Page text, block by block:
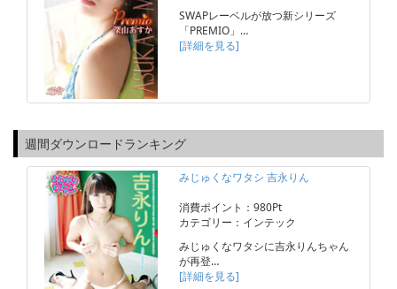
SWAPレーベルが放つ新シリーズ
「PREMIO」…
[詳細を見る]
週間ダウンロードランキング
みじゅくなワタシ 吉永りん
消費ポイント：980Pt
カテゴリー：インテック
みじゅくなワタシに吉永りんちゃん
が再登…
[詳細を見る]